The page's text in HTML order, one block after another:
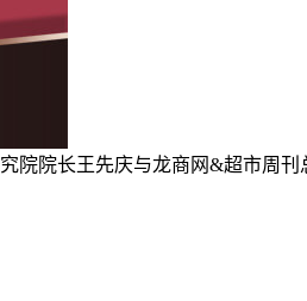
院院长王先庆与龙商网&超市周